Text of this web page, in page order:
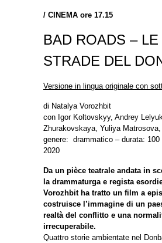
/ CINEMA ore 17.15
BAD ROADS – LE
STRADE DEL
Versione in lingua originale con
di Natalya Vorozhbit
con Igor Koltovskyy, Andrey
Zhurakovskaya, Yuliya
genere: drammatico – durata: 100
2020
Da un pièce teatrale andata in
la drammaturga e regista
Vorozhbit ha tratto un film a
costruisce l’immagine di un
realtà del conflitto e una
irrecuperabile.
Quattro storie ambientate nel